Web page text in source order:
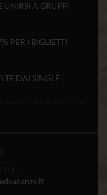
UNIRSI A GRUPPI
PER I BIGLIETTI
DAI SINGLE